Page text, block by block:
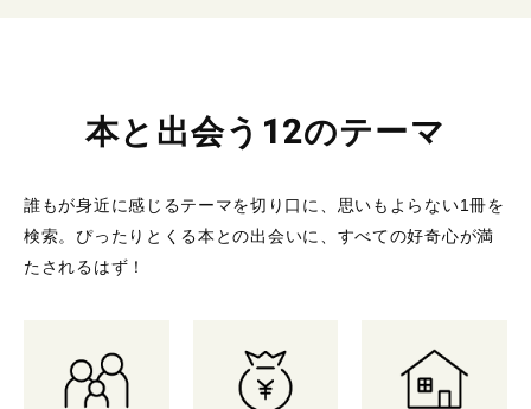
本と出会う12のテーマ
誰もが身近に感じるテーマを切り口に、思いもよらない1冊を
検索。 ぴったりとくる本との出会いに、すべての好奇心が満
たされるはず！